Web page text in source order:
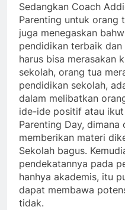
Sedangkan Coach
Parenting untuk orang
juga menegaskan
pendidikan terbaik
harus bisa merasakan
sekolah, orang tua
pendidikan sekolah,
dalam melibatkan
ide-ide positif atau ikut
Parenting Day,
memberikan materi
Sekolah bagus.
pendekatannya pada
hanhya akademis, itu
dapat membawa
tidak.